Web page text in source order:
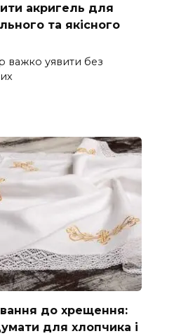
акригель для
та якісного
важко уявити без
до хрещення:
для хлопчика і